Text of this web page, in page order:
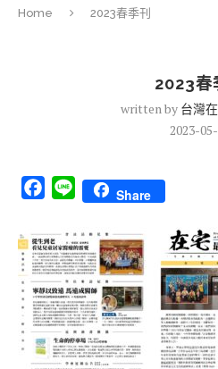
Home 2023春季刊
2023春
written by 台灣
2023-
Facebook
Line Share